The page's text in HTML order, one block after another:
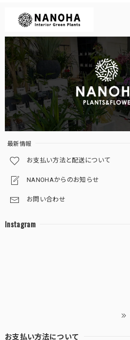
最新情報
お支払い方法と配送について
NANOHAからのお知らせ
お問い合わせ
Instagram
お支払い方法について